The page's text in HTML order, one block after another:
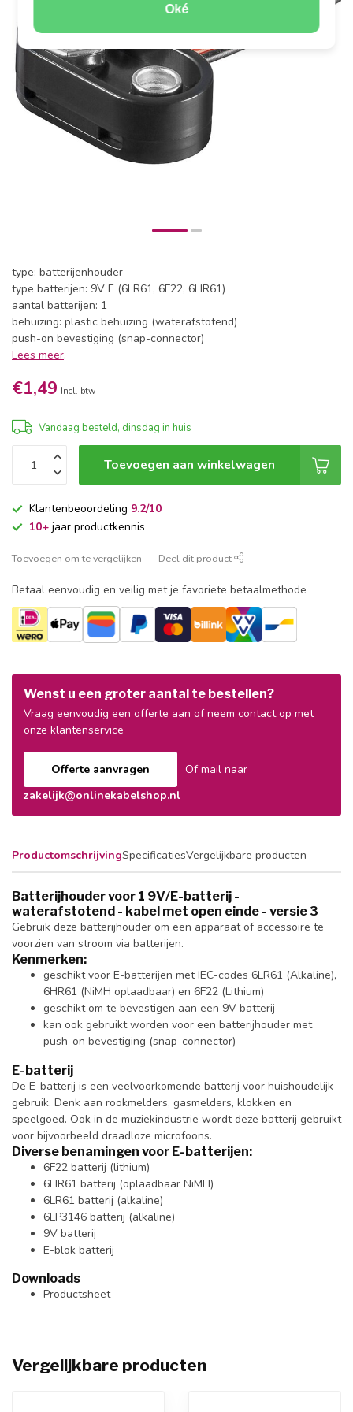
Oké
type: batterijenhouder
type batterijen: 9V E (6LR61, 6F22, 6HR61)
aantal batterijen: 1
behuizing: plastic behuizing (waterafstotend)
push-on bevestiging (snap-connector)
Lees meer.
€1,49 Incl. btw
Vandaag besteld, dinsdag in huis
Toevoegen aan winkelwagen
Klantenbeoordeling 9.2/10
10+ jaar productkennis
Toevoegen om te vergelijken Deel dit product
Betaal eenvoudig en veilig met je favoriete betaalmethode
Wenst u een groter aantal te bestellen?
Vraag eenvoudig een offerte aan of neem contact op met
onze klantenservice
Offerte aanvragen
Of mail naar
zakelijk@onlinekabelshop.nl
ProductomschrijvingSpecificatiesVergelijkbare producten
Batterijhouder voor 1 9V/E-batterij -
waterafstotend - kabel met open einde - versie 3
Gebruik deze batterijhouder om een apparaat of accessoire te
voorzien van stroom via batterijen.
Kenmerken:
geschikt voor E-batterijen met IEC-codes 6LR61 (Alkaline),
6HR61 (NiMH oplaadbaar) en 6F22 (Lithium)
geschikt om te bevestigen aan een 9V batterij
kan ook gebruikt worden voor een batterijhouder met
push-on bevestiging (snap-connector)
E-batterij
De E-batterij is een veelvoorkomende batterij voor huishoudelijk
gebruik. Denk aan rookmelders, gasmelders, klokken en
speelgoed. Ook in de muziekindustrie wordt deze batterij gebruikt
voor bijvoorbeeld draadloze microfoons.
Diverse benamingen voor E-batterijen:
6F22 batterij (lithium)
6HR61 batterij (oplaadbaar NiMH)
6LR61 batterij (alkaline)
6LP3146 batterij (alkaline)
9V batterij
E-blok batterij
Downloads
Productsheet
Vergelijkbare producten